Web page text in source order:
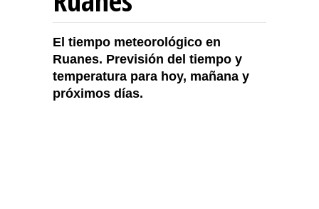
El tiempo meteorológico en
Ruanes. Previsión del tiempo y
temperatura para hoy, mañana y
próximos días.